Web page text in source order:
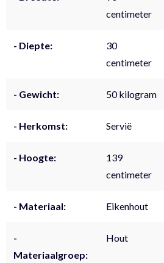
centimeter
- Diepte:
30
centimeter
- Gewicht: 50 kilogram
- Herkomst: Servië
- Hoogte:
139
centimeter
- Materiaal: Eikenhout
-
Materiaalgroep:
Hout